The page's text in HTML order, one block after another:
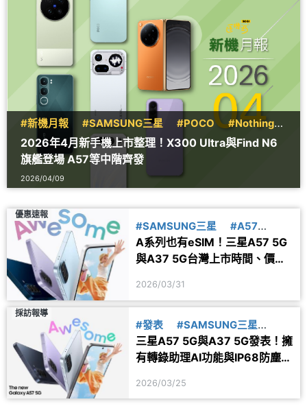
#新機月報 #SAMSUNG三星 #POCO
#Nothing
#Motorola摩托羅拉
#realme真我
#iQOO
#vivo
2026年4月新手機上市整理！X300 Ultra與Find N6
旗艦登場 A57等中階齊發
2026/04/09
優惠速報
#SAMSUNG三星
#A57
#A37
#上市
A系列也有eSIM！三星A57 5G
與A37 5G台灣上市時間、價格
2026/03/31
採訪報導
#發表
#SAMSUNG三星
#A57
#A37
三星A57 5G與A37 5G發表！擁
有轉錄助理AI功能與IP68防塵防
2026/03/25